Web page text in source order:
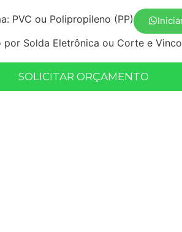
SOLICITAR ORÇAMENTO
PVC ou Polipropileno (PP)
por Solda Eletrônica ou Corte e Vinco